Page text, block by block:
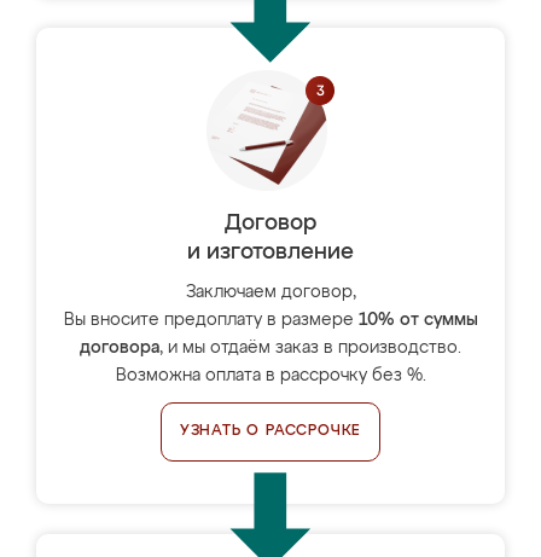
Договор
и изготовление
Заключаем договор,
Вы вносите предоплату в размере 10% от суммы
договора, и мы отдаём заказ в производство.
Возможна оплата в рассрочку без %.
УЗНАТЬ О РАССРОЧКЕ